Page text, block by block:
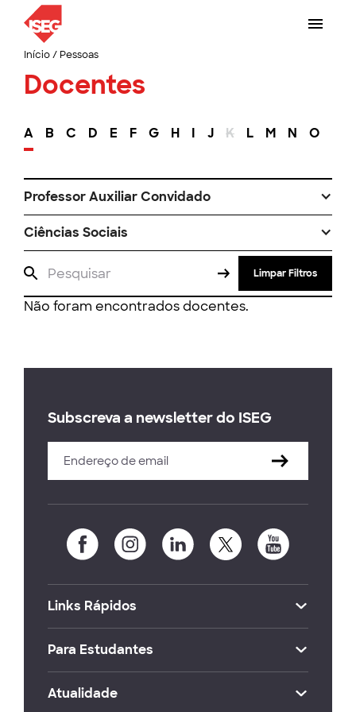
Início/ Pessoas
Docentes
A B C D E F G H I J K L M N O
Professor Auxiliar Convidado
Ciências Sociais
Limpar Filtros
Não foram encontrados docentes.
Subscreva a newsletter do ISEG
Links Rápidos
Para Estudantes
Atualidade